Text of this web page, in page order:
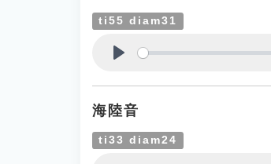
ti55 diam31
海陸音
ti33 diam24